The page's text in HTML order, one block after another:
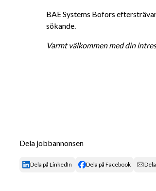
BAE Systems Bofors
sökande.
Varmt välkommen med din
Dela jobbannonsen
Dela på LinkedIn Dela på Facebook